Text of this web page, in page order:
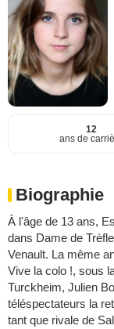
12
ans de
Biographie
À l'âge de 13 ans,
dans Dame de
Venault. La même
Vive la colo !, sous
Turckheim, Julien
téléspectateurs la
tant que rivale de